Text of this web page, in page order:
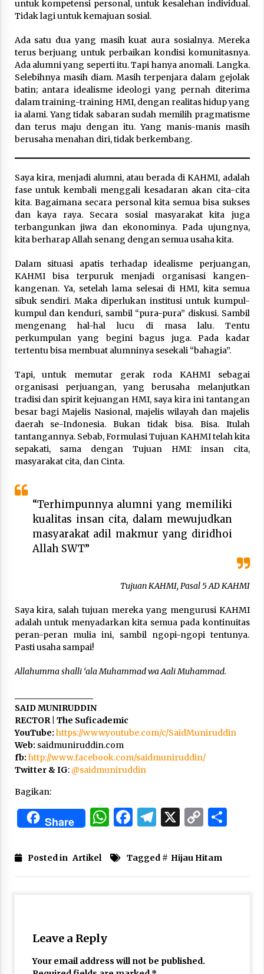
untuk kompetensi personal, untuk kesalehan individual.
Tidak lagi untuk kemajuan sosial.
Ada satu dua yang masih kuat aura sosialnya. Mereka
terus berjuang untuk perbaikan kondisi komunitasnya.
Ada alumni yang seperti itu. Tapi hanya anomali. Langka.
Selebihnya masih diam. Masih terpenjara dalam gejolak
batin; antara idealisme ideologi yang pernah diterima
dalam training-training HMI, dengan realitas hidup yang
ia alami. Yang tidak sabaran sudah memilih pragmatisme
dan terus maju dengan itu. Yang manis-manis masih
berusaha menahan diri, tidak berkembang.
Saya kira, menjadi alumni, atau berada di KAHMI, adalah
fase untuk kembali menggali kesadaran akan cita-cita
kita. Bagaimana secara personal kita semua bisa sukses
dan kaya raya. Secara sosial masyarakat kita juga
terbangunkan jiwa dan ekonominya. Pada ujungnya,
kita berharap Allah senang dengan semua usaha kita.
Dalam situasi apatis terhadap idealisme perjuangan,
KAHMI bisa terpuruk menjadi organisasi kangen-
kangenan. Ya, setelah lama selesai di HMI, kita semua
sibuk sendiri. Maka diperlukan institusi untuk kumpul-
kumpul dan kenduri, sambil “pura-pura” diskusi. Sambil
mengenang hal-hal lucu di masa lalu. Tentu
perkumpulan yang begini bagus juga. Pada kadar
tertentu bisa membuat alumninya sesekali “bahagia”.
Tapi, untuk memutar gerak roda KAHMI sebagai
organisasi perjuangan, yang berusaha melanjutkan
tradisi dan spirit kejuangan HMI, saya kira ini tantangan
besar bagi Majelis Nasional, majelis wilayah dan majelis
daerah se-Indonesia. Bukan tidak bisa. Bisa. Itulah
tantangannya. Sebab, Formulasi Tujuan KAHMI telah kita
sepakati, sama dengan Tujuan HMI: insan cita,
masyarakat cita, dan Cinta.
“Terhimpunnya alumni yang memiliki
kualitas insan cita, dalam mewujudkan
masyarakat adil makmur yang diridhoi
Allah SWT”
Tujuan KAHMI, Pasal 5 AD KAHMI
Saya kira, salah tujuan mereka yang mengurusi KAHMI
adalah untuk menyadarkan kita semua pada kontinuitas
peran-peran mulia ini, sambil ngopi-ngopi tentunya.
Pasti usaha sampai!
Allahumma shalli ‘ala Muhammad wa Aali Muhammad.
SAID MUNIRUDDIN
RECTOR | The Suficademic
YouTube: https://www.youtube.com/c/SaidMuniruddin
Web: saidmuniruddin.com
fb: http://www.facebook.com/saidmuniruddin/
Twitter & IG: @saidmuniruddin
Bagikan:
Share WhatsApp
Facebook
Telegram
X Copy
Posted in Artikel Tagged # Hijau Hitam
Leave a Reply
Your email address will not be published.